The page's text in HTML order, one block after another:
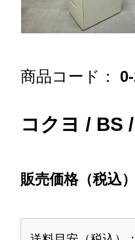
商品コード：
コクヨ / BS
販売価格（税込）